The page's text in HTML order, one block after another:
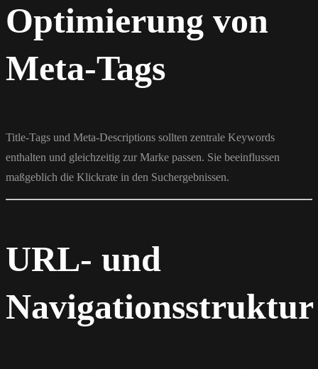
Optimierung von
Meta-Tags
Title-Tags und Meta-Descriptions sollten zentrale Keywords
enthalten und gleichzeitig zur Marke passen. Sie beeinflussen
maßgeblich die Klickrate in den Suchergebnissen.
URL- und
Navigationsstruktur